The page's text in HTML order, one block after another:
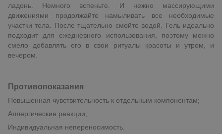
ладонь. Немного вспеньте. И нежно массирующими
движениями продолжайте намыливать все необходимые
участки тела. После тщательно смойте водой. Гель идеально
подходит для ежедневного использования, поэтому можно
смело добавлять его в свои ритуалы красоты и утром, и
вечером.
Противопоказания
Повышенная чувствительность к отдельным компонентам;
Аллергические реакции;
Индивидуальная непереносимость.